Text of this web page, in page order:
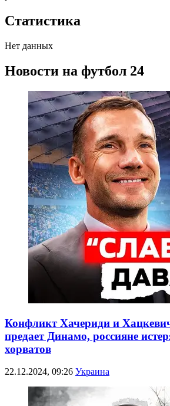
Статистика
Нет данных
Новости на футбол 24
Конфликт Хачериди и
предает Динамо, россияне
хорватов
22.12.2024, 09:26 Украина